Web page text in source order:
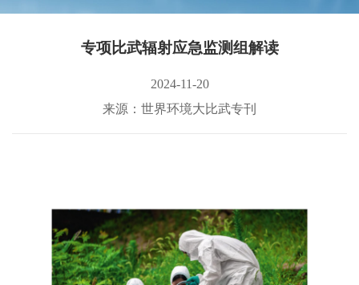
专项比武辐射应急监测组解读
2024-11-20
来源：世界环境大比武专刊